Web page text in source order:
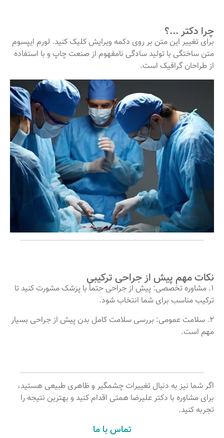
چرا دکتر ...؟
برای تغییر این متن بر روی دکمه ویرایش کلیک کنید. لورم ایپسوم
متن ساختگی با تولید سادگی نامفهوم از صنعت چاپ و با استفاده
از طراحان گرافیک است.
نکات مهم پیش از جراحی ترکیبی
1. مشاوره تخصصی: پیش از جراحی حتماً با پزشک مشورت کنید تا
ترکیب مناسب برای شما انتخاب شود.
2. سلامت عمومی: بررسی سلامت کامل بدن پیش از جراحی بسیار
مهم است.
اگر شما نیز به دنبال تغییرات چشمگیر و ظاهری طبیعی هستید،
برای مشاوره با دکتر علیرضا همتی اقدام کنید و بهترین نتیجه را
تجربه کنید.
تماس با ما